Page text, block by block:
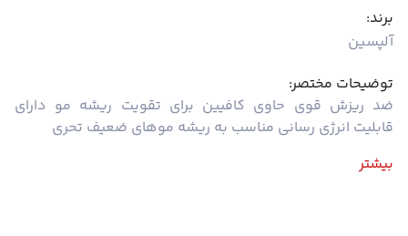
برند:
آلپسین
توضیحات مختصر:
ضد ریزش قوی حاوی کافیین برای تقویت ریشه مو دارای
قابلیت انرژی رسانی مناسب به ریشه موهای ضعیف تحری
بیشتر